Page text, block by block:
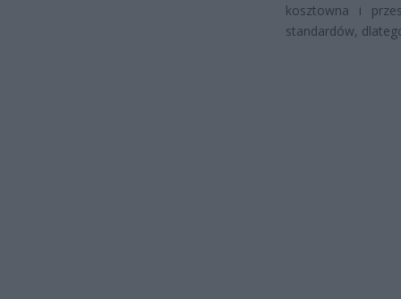
kosztowna i
standardów,